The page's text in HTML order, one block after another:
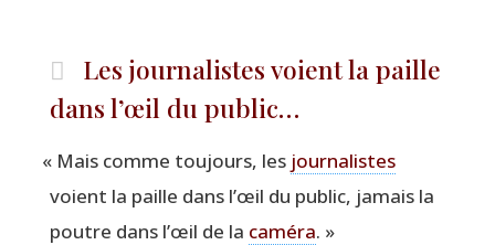
Les journalistes voient la paille
dans l’œil du public…
« Mais comme tou­jours, les jour­na­listes
voient la paille dans l’œil du public, jamais la
poutre dans l’œil de la camé­ra. »